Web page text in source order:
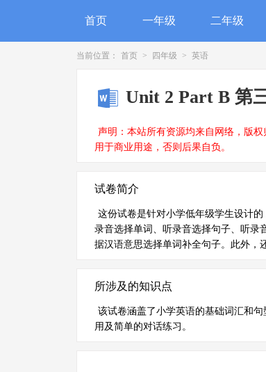
首页 一年级 二年级
当前位置： 首页 > 四年级 > 英语
Unit 2 Part B 第
声明：本站所有资源均来自网络，版
用于商业用途，否则后果自负。
试卷简介
这份试卷是针对小学低年级学生设计
录音选择单词、听录音选择句子、听录
据汉语意思选择单词补全句子。此外，
所涉及的知识点
该试卷涵盖了小学英语的基础词汇和
用及简单的对话练习。